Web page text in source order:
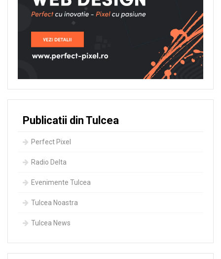
Publicatii din Tulcea
Perfect Pixel
Radio Delta
Evenimente Tulcea
Tulcea Noastra
Tulcea News